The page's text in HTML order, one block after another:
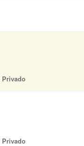
Privado
Privado